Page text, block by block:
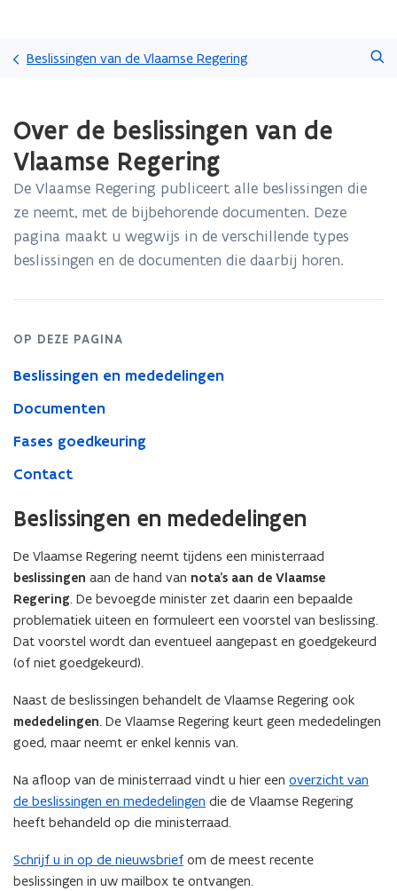
en
naar
gaan
Beslissingen van de Vlaamse Regering
met
laden.
zich
op:
Over
Regering
Over de beslissingen van de
Vlaamse Regering
De Vlaamse Regering publiceert alle beslissingen die
ze neemt, met de bijbehorende documenten. Deze
pagina maakt u wegwijs in de verschillende types
beslissingen en de documenten die daarbij horen.
OP DEZE PAGINA
Beslissingen en mededelingen
Documenten
Fases goedkeuring
Contact
Beslissingen en mededelingen
De Vlaamse Regering neemt tijdens een ministerraad
beslissingen aan de hand van nota’s aan de Vlaamse
Regering. De bevoegde minister zet daarin een bepaalde
problematiek uiteen en formuleert een voorstel van beslissing.
Dat voorstel wordt dan eventueel aangepast en goedgekeurd
(of niet goedgekeurd).
Naast de beslissingen behandelt de Vlaamse Regering ook
mededelingen. De Vlaamse Regering keurt geen mededelingen
goed, maar neemt er enkel kennis van.
Na afloop van de ministerraad vindt u hier een overzicht van
de beslissingen en mededelingen die de Vlaamse Regering
heeft behandeld op die ministerraad.
Schrijf u in op de nieuwsbriefom de meest recente
beslissingen in uw mailbox te ontvangen.